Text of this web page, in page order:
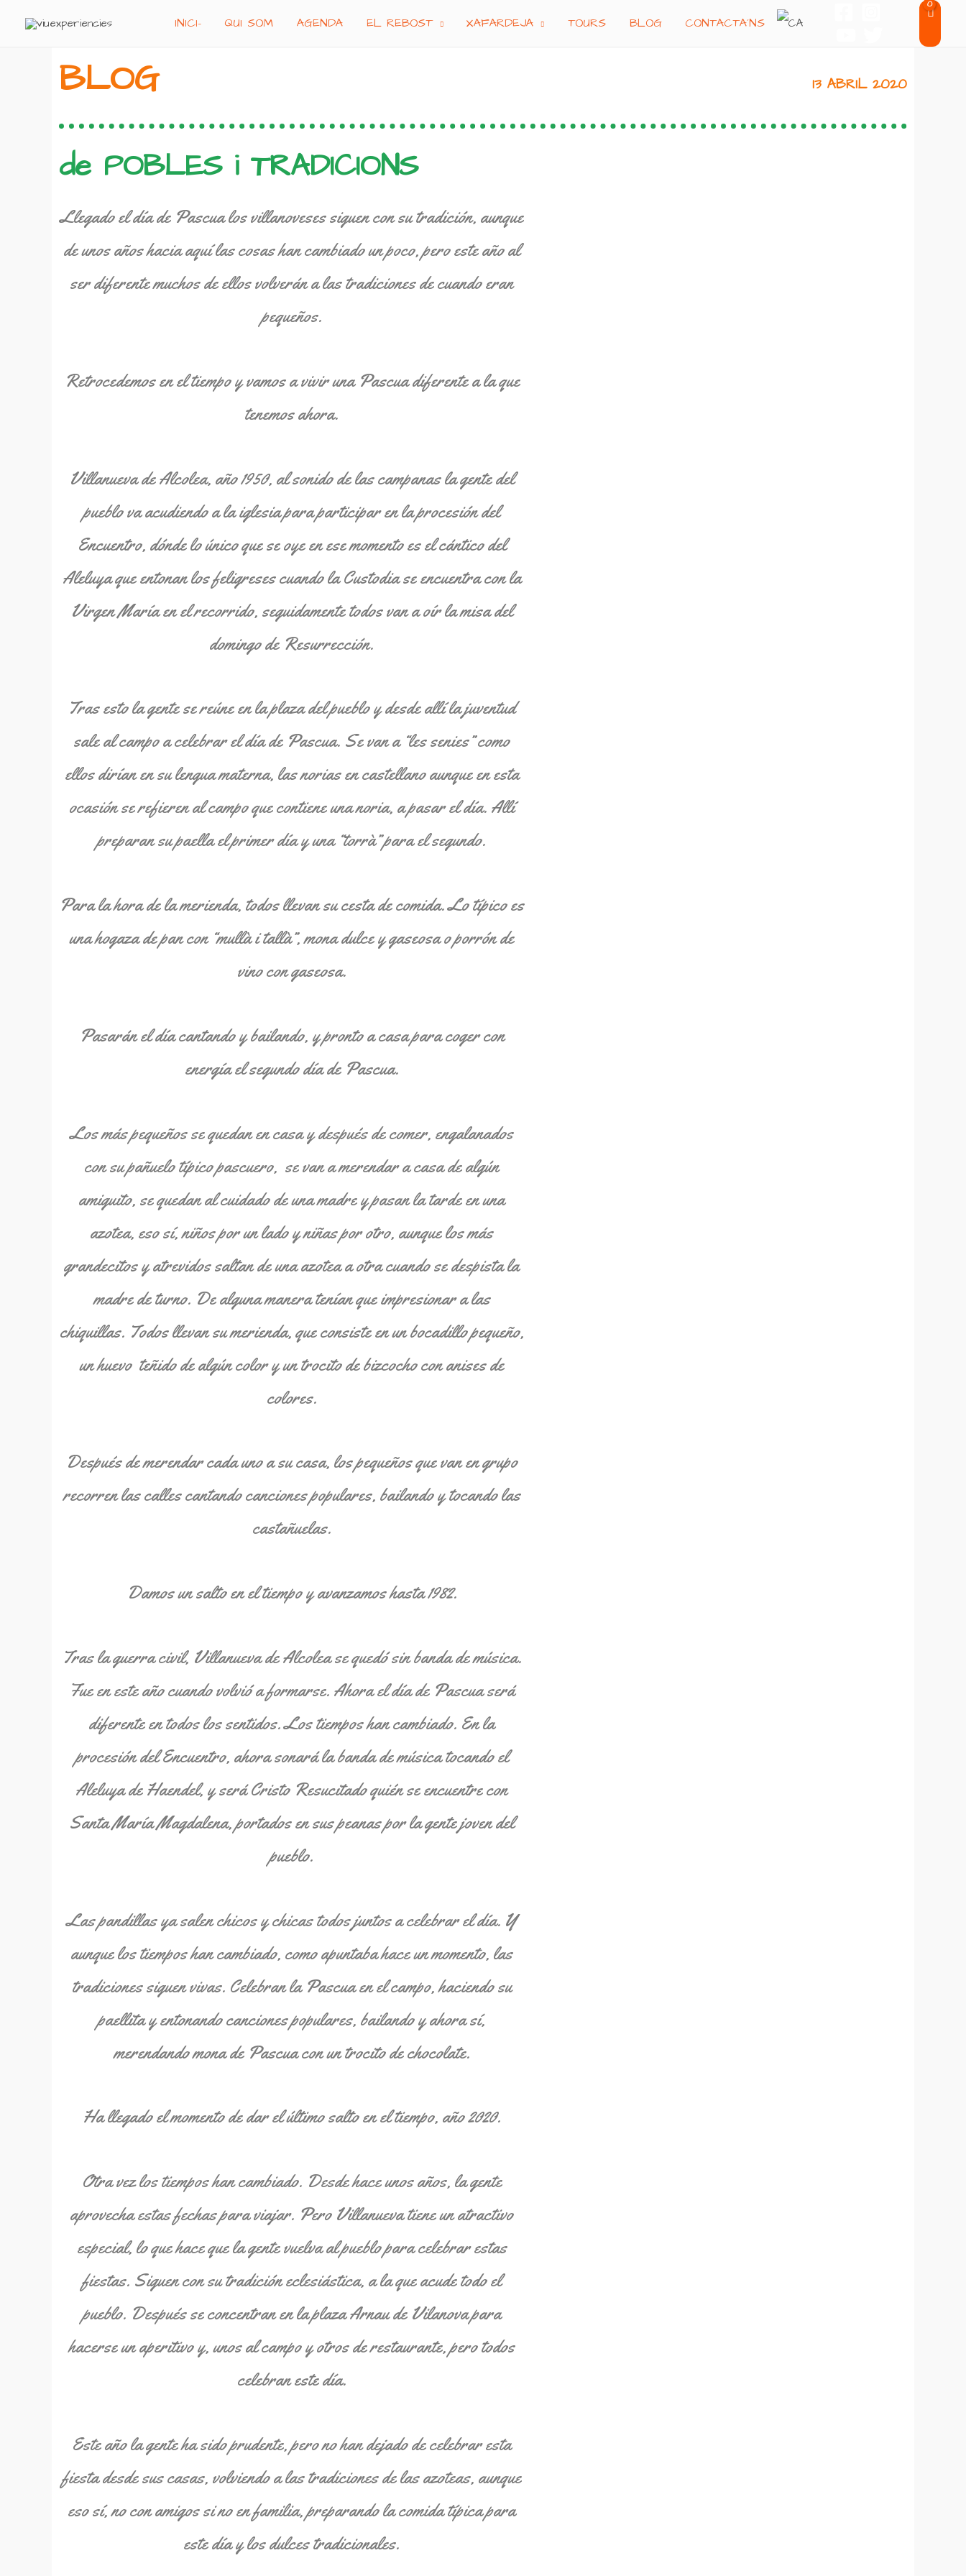
INICI- QUI SOM AGENDA EL REBOST XAFARDEJA TOURS BLOG CONTACTA´NS
BLOG 13 ABRIL 2020
de POBLES i TRADICIONS
Llegado el día de Pascua los villanoveses siguen con su tradición, aunque
de unos años hacia aquí las cosas han cambiado un poco, pero este año al
ser diferente muchos de ellos volverán a las tradiciones de cuando eran
pequeños.
Retrocedemos en el tiempo y vamos a vivir una Pascua diferente a la que
tenemos ahora.
Villanueva de Alcolea, año 1950, al sonido de las campanas la gente del
pueblo va acudiendo a la iglesia para participar en la procesión del
Encuentro, dónde lo único que se oye en ese momento es el cántico del
Aleluya que entonan los feligreses cuando la Custodia se encuentra con la
Virgen María en el recorrido, seguidamente todos van a oír la misa del
domingo de Resurrección.
Tras esto la gente se reúne en la plaza del pueblo y desde allí la juventud
sale al campo a celebrar el día de Pascua. Se van a “les senies” como
ellos dirían en su lengua materna, las norias en castellano aunque en esta
ocasión se refieren al campo que contiene una noria, a pasar el día. Allí
preparan su paella el primer día y una “torrà” para el segundo.
Para la hora de la merienda, todos llevan su cesta de comida. Lo típico es
una hogaza de pan con “mullà i tallà”, mona dulce y gaseosa o porrón de
vino con gaseosa.
Pasarán el día cantando y bailando, y pronto a casa para coger con
energía el segundo día de Pascua.
Los más pequeños se quedan en casa y después de comer, engalanados
con su pañuelo típico pascuero, se van a merendar a casa de algún
amiguito, se quedan al cuidado de una madre y pasan la tarde en una
azotea, eso sí, niños por un lado y niñas por otro, aunque los más
grandecitos y atrevidos saltan de una azotea a otra cuando se despista la
madre de turno. De alguna manera tenían que impresionar a las
chiquillas. Todos llevan su merienda, que consiste en un bocadillo pequeño,
un huevo teñido de algún color y un trocito de bizcocho con anises de
colores.
Después de merendar cada uno a su casa, los pequeños que van en grupo
recorren las calles cantando canciones populares, bailando y tocando las
castañuelas.
Damos un salto en el tiempo y avanzamos hasta 1982.
Tras la guerra civil, Villanueva de Alcolea se quedó sin banda de música.
Fue en este año cuando volvió a formarse. Ahora el día de Pascua será
diferente en todos los sentidos. Los tiempos han cambiado. En la
procesión del Encuentro, ahora sonará la banda de música tocando el
Aleluya de Haendel, y será Cristo Resucitado quién se encuentre con
Santa María Magdalena, portados en sus peanas por la gente joven del
pueblo.
Las pandillas ya salen chicos y chicas todos juntos a celebrar el día. Y
aunque los tiempos han cambiado, como apuntaba hace un momento, las
tradiciones siguen vivas. Celebran la Pascua en el campo, haciendo su
paellita y entonando canciones populares, bailando y ahora sí,
merendando mona de Pascua con un trocito de chocolate.
Ha llegado el momento de dar el último salto en el tiempo, año 2020.
Otra vez los tiempos han cambiado. Desde hace unos años, la gente
aprovecha estas fechas para viajar. Pero Villanueva tiene un atractivo
especial, lo que hace que la gente vuelva al pueblo para celebrar estas
fiestas. Siguen con su tradición eclesiástica, a la que acude todo el
pueblo. Después se concentran en la plaza Arnau de Vilanova para
hacerse un aperitivo y, unos al campo y otros de restaurante, pero todos
celebran este día.
Este año la gente ha sido prudente, pero no han dejado de celebrar esta
fiesta desde sus casas, volviendo a las tradiciones de las azoteas, aunque
eso sí, no con amigos si no en familia, preparando la comida típica para
este día y los dulces tradicionales.